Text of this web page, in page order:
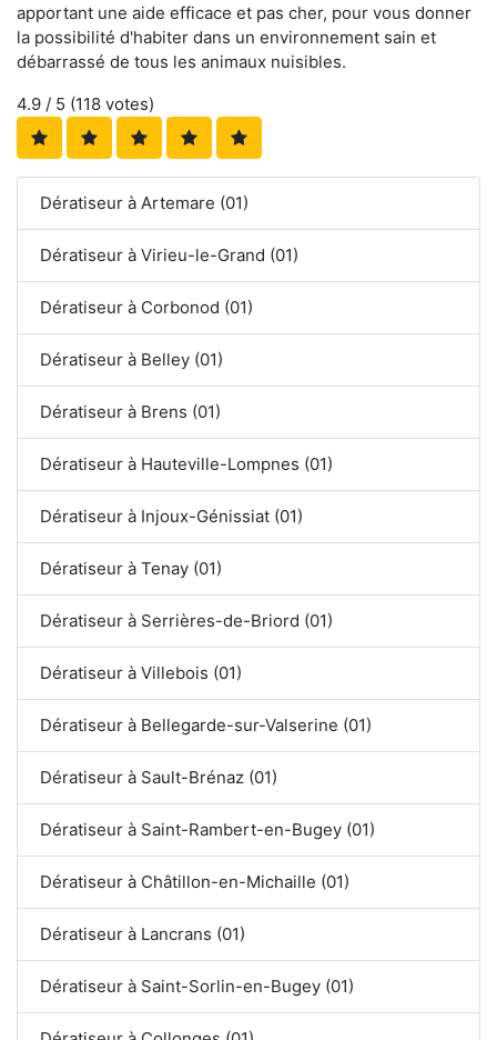
apportant une aide efficace et pas cher, pour vous donner
la possibilité d'habiter dans un environnement sain et
débarrassé de tous les animaux nuisibles.
4.9 / 5 (118 votes)
Dératiseur à Artemare (01)
Dératiseur à Virieu-le-Grand (01)
Dératiseur à Corbonod (01)
Dératiseur à Belley (01)
Dératiseur à Brens (01)
Dératiseur à Hauteville-Lompnes (01)
Dératiseur à Injoux-Génissiat (01)
Dératiseur à Tenay (01)
Dératiseur à Serrières-de-Briord (01)
Dératiseur à Villebois (01)
Dératiseur à Bellegarde-sur-Valserine (01)
Dératiseur à Sault-Brénaz (01)
Dératiseur à Saint-Rambert-en-Bugey (01)
Dératiseur à Châtillon-en-Michaille (01)
Dératiseur à Lancrans (01)
Dératiseur à Saint-Sorlin-en-Bugey (01)